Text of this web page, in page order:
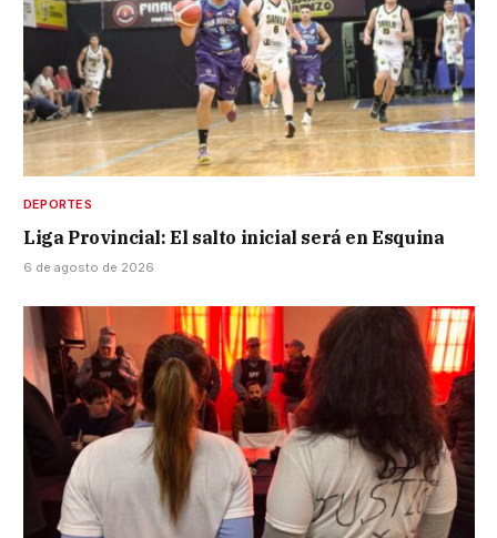
DEPORTES
Liga Provincial: El salto inicial será en Esquina
6 de agosto de 2026